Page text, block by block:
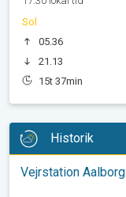
Sol
05.36
21.13
15t 37min
Historik
Vejrstation Aalborg